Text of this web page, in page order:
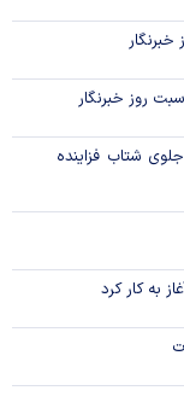
روز خبرنگار
شتاب فزاینده
به کار کرد